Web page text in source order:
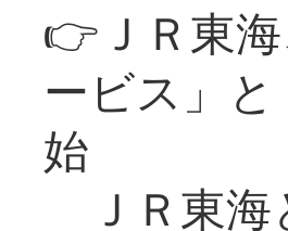
👉ＪＲ東
ービス」
始
ＪＲ東海